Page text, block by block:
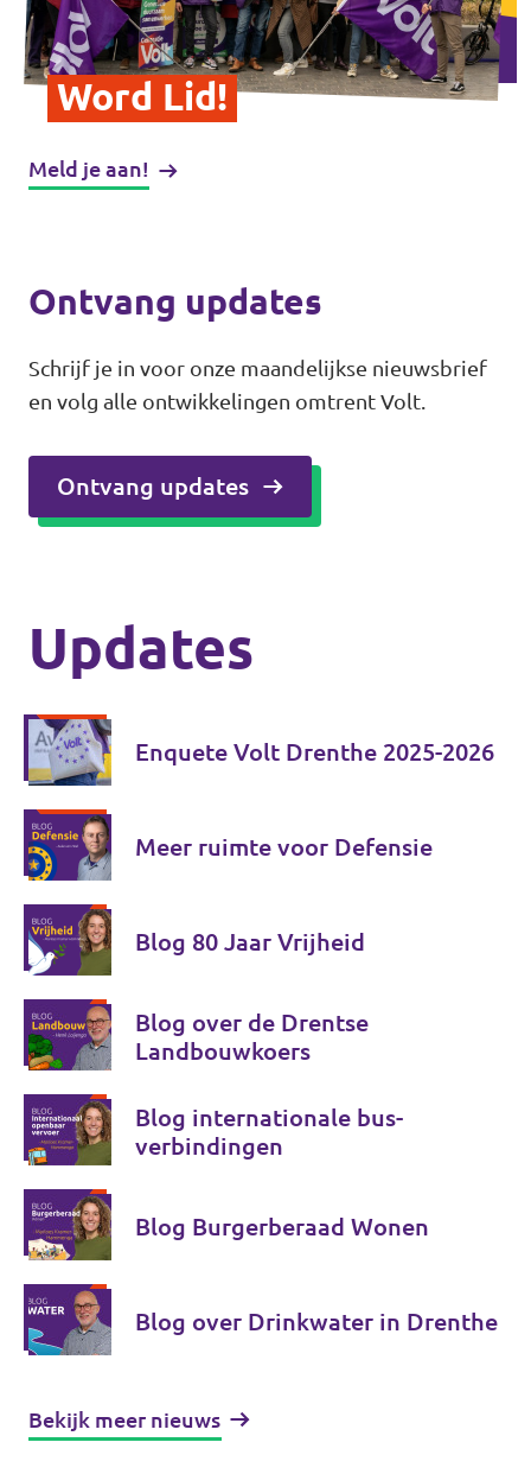
Word Lid!
Meld je aan!
Ontvang updates
Schrijf je in voor onze maandelijkse nieuwsbrief
en volg alle ontwikkelingen omtrent Volt.
Ontvang updates
Updates
Enquete Volt Drenthe 2025-2026
Meer ruimte voor Defensie
Blog 80 Jaar Vrijheid
Blog over de Drentse
Landbouwkoers
Blog internationale bus-
verbindingen
Blog Burgerberaad Wonen
Blog over Drinkwater in Drenthe
Bekijk meer nieuws